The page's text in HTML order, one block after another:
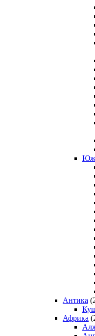
Антика
Африка